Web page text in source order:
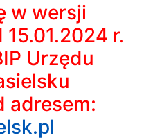
w wersji
r.
Urzędu
adresem: